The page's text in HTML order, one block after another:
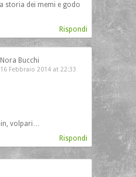
storia dei memi e godo
Rispondi
Nora Bucchi
16 Febbraio 2014 at 22:33
volpari…
Rispondi